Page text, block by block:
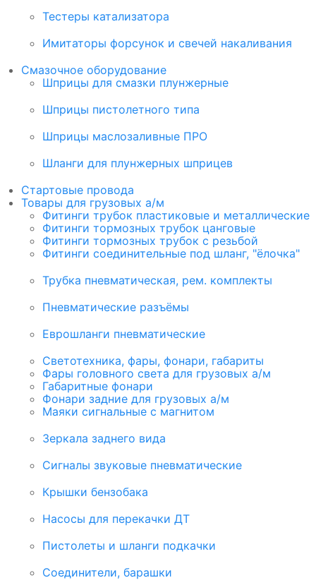
Тестеры катализатора
Имитаторы форсунок и свечей накаливания
Смазочное оборудование
Шприцы для смазки плунжерные
Шприцы пистолетного типа
Шприцы маслозаливные ПРО
Шланги для плунжерных шприцев
Стартовые провода
Товары для грузовых а/м
Фитинги трубок пластиковые и металлические
Фитинги тормозных трубок цанговые
Фитинги тормозных трубок с резьбой
Фитинги соединительные под шланг, "ёлочка"
Трубка пневматическая, рем. комплекты
Пневматические разъёмы
Еврошланги пневматические
Светотехника, фары, фонари, габариты
Фары головного света для грузовых а/м
Габаритные фонари
Фонари задние для грузовых а/м
Маяки сигнальные с магнитом
Зеркала заднего вида
Сигналы звуковые пневматические
Крышки бензобака
Насосы для перекачки ДТ
Пистолеты и шланги подкачки
Соединители, барашки